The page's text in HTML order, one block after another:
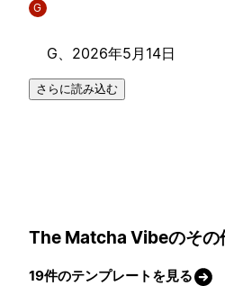
G
G、 2026年5月14日
さらに読み込む
The Matcha Vibeのその
19件のテンプレートを見る